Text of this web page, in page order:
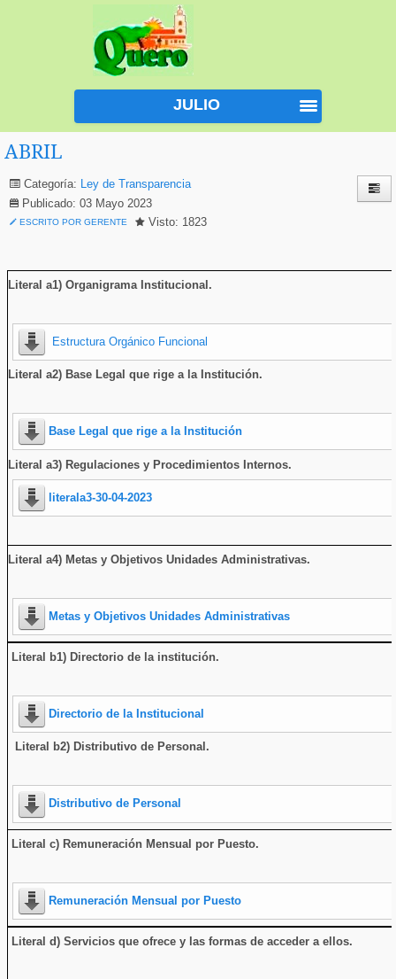
JULIO
ABRIL
Categoría: Ley de Transparencia
Publicado: 03 Mayo 2023
ESCRITO POR GERENTE Visto: 1823
Literal a1) Organigrama Institucional .
Estructura Orgánico Funcional
Literal a2) Base Legal que rige a la Institución.
Base Legal que rige a la Institución
Literal a3) Regulaciones y Procedimientos Internos.
literala3-30-04-2023
Literal a4) Metas y Objetivos Unidades Administrativas.
Metas y Objetivos Unidades Administrativas
Literal b1) Directorio de la institución.
Directorio de la Institucional
Literal b2) Distributivo de Personal.
Distributivo de Personal
Literal c) Remuneración Mensual por Puesto.
Remuneración Mensual por Puesto
Literal d) Servicios que ofrece y las formas de acceder a ellos.